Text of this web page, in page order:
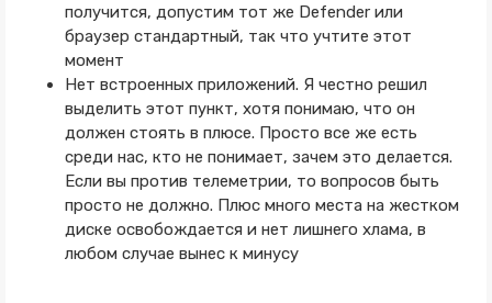
получится, допустим тот же Defender или
браузер стандартный, так что учтите этот
момент
Нет встроенных приложений. Я честно решил
выделить этот пункт, хотя понимаю, что он
должен стоять в плюсе. Просто все же есть
среди нас, кто не понимает, зачем это делается.
Если вы против телеметрии, то вопросов быть
просто не должно. Плюс много места на жестком
диске освобождается и нет лишнего хлама, в
любом случае вынес к минусу